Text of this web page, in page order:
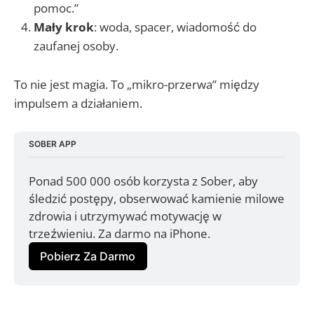
pomoc.”
Mały krok: woda, spacer, wiadomość do
zaufanej osoby.
To nie jest magia. To „mikro-przerwa” między
impulsem a działaniem.
SOBER APP
Ponad 500 000 osób korzysta z Sober, aby
śledzić postępy, obserwować kamienie milowe
zdrowia i utrzymywać motywację w
trzeźwieniu. Za darmo na iPhone.
Pobierz Za Darmo